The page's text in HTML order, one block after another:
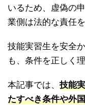
いるため、虚偽の
業側は法的な責任
技能実習生を安全
も、条件を正しく
本記事では、 技能
たすべき条件や外